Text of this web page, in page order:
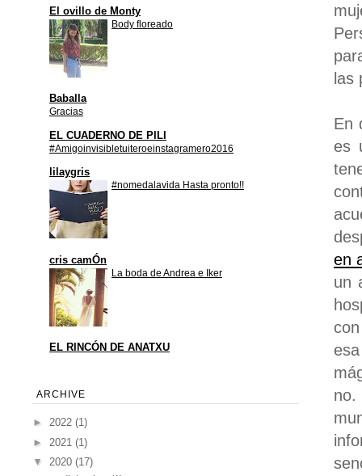
las
En
es
en
un
El ovillo de Monty
Body floreado
Baballa
Gracias
EL CUADERNO DE PILI
#Amigoinvisibletuiteroeinstagramero2016
lilaygris
#nomedalavida Hasta pronto!!
cris camÓn
La boda de Andrea e Iker
EL RINCÓN DE ANATXU
ARCHIVE
► 2022 (1)
► 2021 (1)
▼ 2020 (17)